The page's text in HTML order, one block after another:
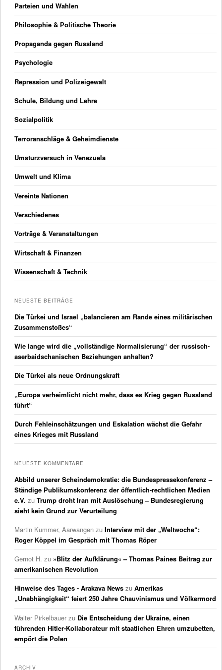
Parteien und Wahlen
Philosophie & Politische Theorie
Propaganda gegen Russland
Psychologie
Repression und Polizeigewalt
Schule, Bildung und Lehre
Sozialpolitik
Terroranschläge & Geheimdienste
Umsturzversuch in Venezuela
Umwelt und Klima
Vereinte Nationen
Verschiedenes
Vorträge & Veranstaltungen
Wirtschaft & Finanzen
Wissenschaft & Technik
NEUESTE BEITRÄGE
Die Türkei und Israel „balancieren am Rande eines militärischen
Zusammenstoßes“
Wie lange wird die „vollständige Normalisierung“ der russisch-
aserbaidschanischen Beziehungen anhalten?
Die Türkei als neue Ordnungskraft
„Europa verheimlicht nicht mehr, dass es Krieg gegen Russland
führt“
Durch Fehleinschätzungen und Eskalation wächst die Gefahr
eines Krieges mit Russland
NEUESTE KOMMENTARE
Abbild unserer Scheindemokratie: die Bundespressekonferenz –
Ständige Publikumskonferenz der öffentlich-rechtlichen Medien
e.V. zu Trump droht Iran mit Auslöschung – Bundesregierung
sieht kein Grund zur Verurteilung
Martin Kummer, Aarwangenzu Interview mit der „Weltwoche“:
Roger Köppel im Gespräch mit Thomas Röper
Gernot H. zu »Blitz der Aufklärung« – Thomas Paines Beitrag zur
amerikanischen Revolution
Hinweise des Tages - Arakava Newszu Amerikas
„Unabhängigkeit“ feiert 250 Jahre Chauvinismus und Völkermord
Walter Pirkelbauerzu Die Entscheidung der Ukraine, einen
führenden Hitler-Kollaborateur mit staatlichen Ehren umzubetten,
empört die Polen
ARCHIV